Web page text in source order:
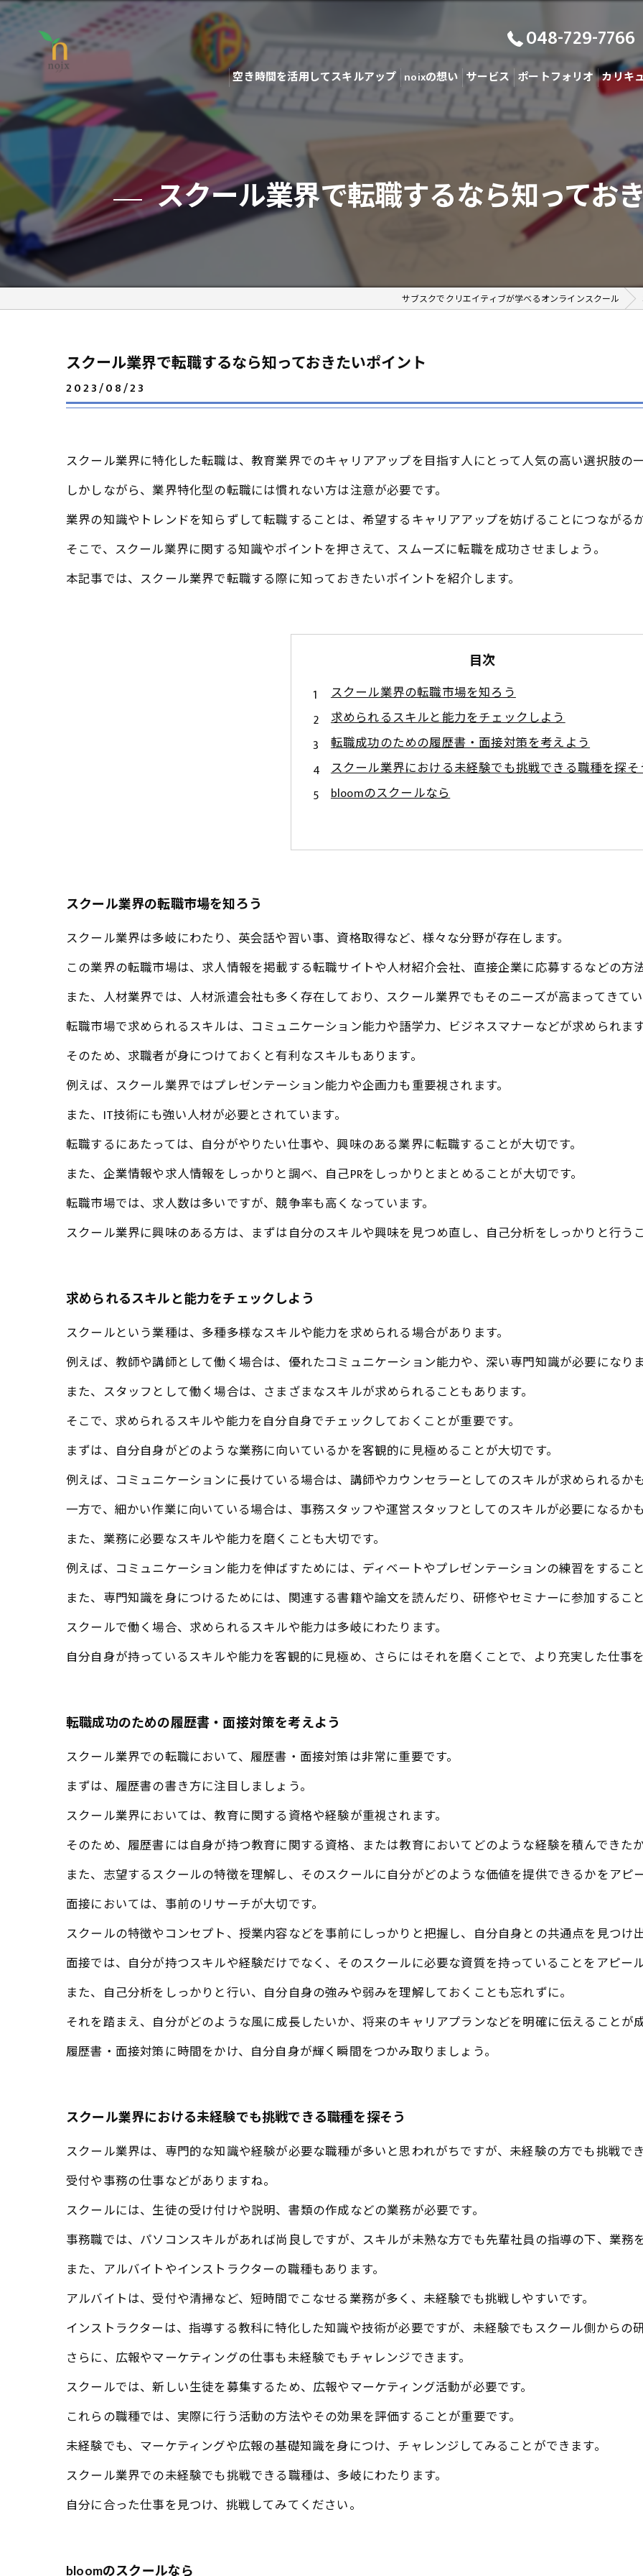
048-729-7766
空き時間を活用してスキルアップ noixの想い サービス ポートフォリオ カリキ
スクール業界で転職するなら知ってお
サブスクでクリエイティブが学べるオンラインスクール
スクール業界で転職するなら知っておきたいポイント
2023/08/23
スクール業界に特化した転職は、教育業界でのキャリアアップを目指す人にとって人気の高い選択肢の
しかしながら、業界特化型の転職には慣れない方は注意が必要です。
業界の知識やトレンドを知らずして転職することは、希望するキャリアアップを妨げることにつながる
そこで、スクール業界に関する知識やポイントを押さえて、スムーズに転職を成功させましょう。
本記事では、スクール業界で転職する際に知っておきたいポイントを紹介します。
目次
スクール業界の転職市場を知ろう
求められるスキルと能力をチェックしよう
転職成功のための履歴書・面接対策を考えよう
スクール業界における未経験でも挑戦できる職種を探そ
bloomのスクールなら
スクール業界の転職市場を知ろう
スクール業界は多岐にわたり、英会話や習い事、資格取得など、様々な分野が存在します。
この業界の転職市場は、求人情報を掲載する転職サイトや人材紹介会社、直接企業に応募するなどの方
また、人材業界では、人材派遣会社も多く存在しており、スクール業界でもそのニーズが高まってきて
転職市場で求められるスキルは、コミュニケーション能力や語学力、ビジネスマナーなどが求められま
そのため、求職者が身につけておくと有利なスキルもあります。
例えば、スクール業界ではプレゼンテーション能力や企画力も重要視されます。
また、IT技術にも強い人材が必要とされています。
転職するにあたっては、自分がやりたい仕事や、興味のある業界に転職することが大切です。
また、企業情報や求人情報をしっかりと調べ、自己PRをしっかりとまとめることが大切です。
転職市場では、求人数は多いですが、競争率も高くなっています。
スクール業界に興味のある方は、まずは自分のスキルや興味を見つめ直し、自己分析をしっかりと行う
求められるスキルと能力をチェックしよう
スクールという業種は、多種多様なスキルや能力を求められる場合があります。
例えば、教師や講師として働く場合は、優れたコミュニケーション能力や、深い専門知識が必要になり
また、スタッフとして働く場合は、さまざまなスキルが求められることもあります。
そこで、求められるスキルや能力を自分自身でチェックしておくことが重要です。
まずは、自分自身がどのような業務に向いているかを客観的に見極めることが大切です。
例えば、コミュニケーションに長けている場合は、講師やカウンセラーとしてのスキルが求められるか
一方で、細かい作業に向いている場合は、事務スタッフや運営スタッフとしてのスキルが必要になるか
また、業務に必要なスキルや能力を磨くことも大切です。
例えば、コミュニケーション能力を伸ばすためには、ディベートやプレゼンテーションの練習をするこ
また、専門知識を身につけるためには、関連する書籍や論文を読んだり、研修やセミナーに参加するこ
スクールで働く場合、求められるスキルや能力は多岐にわたります。
自分自身が持っているスキルや能力を客観的に見極め、さらにはそれを磨くことで、より充実した仕事
転職成功のための履歴書・面接対策を考えよう
スクール業界での転職において、履歴書・面接対策は非常に重要です。
まずは、履歴書の書き方に注目しましょう。
スクール業界においては、教育に関する資格や経験が重視されます。
そのため、履歴書には自身が持つ教育に関する資格、または教育においてどのような経験を積んできた
また、志望するスクールの特徴を理解し、そのスクールに自分がどのような価値を提供できるかをアピ
面接においては、事前のリサーチが大切です。
スクールの特徴やコンセプト、授業内容などを事前にしっかりと把握し、自分自身との共通点を見つけ
面接では、自分が持つスキルや経験だけでなく、そのスクールに必要な資質を持っていることをアピー
また、自己分析をしっかりと行い、自分自身の強みや弱みを理解しておくことも忘れずに。
それを踏まえ、自分がどのような風に成長したいか、将来のキャリアプランなどを明確に伝えることが
履歴書・面接対策に時間をかけ、自分自身が輝く瞬間をつかみ取りましょう。
スクール業界における未経験でも挑戦できる職種を探そう
スクール業界は、専門的な知識や経験が必要な職種が多いと思われがちですが、未経験の方でも挑戦で
受付や事務の仕事などがありますね。
スクールには、生徒の受け付けや説明、書類の作成などの業務が必要です。
事務職では、パソコンスキルがあれば尚良しですが、スキルが未熟な方でも先輩社員の指導の下、業務
また、アルバイトやインストラクターの職種もあります。
アルバイトは、受付や清掃など、短時間でこなせる業務が多く、未経験でも挑戦しやすいです。
インストラクターは、指導する教科に特化した知識や技術が必要ですが、未経験でもスクール側からの
さらに、広報やマーケティングの仕事も未経験でもチャレンジできます。
スクールでは、新しい生徒を募集するため、広報やマーケティング活動が必要です。
これらの職種では、実際に行う活動の方法やその効果を評価することが重要です。
未経験でも、マーケティングや広報の基礎知識を身につけ、チャレンジしてみることができます。
スクール業界での未経験でも挑戦できる職種は、多岐にわたります。
自分に合った仕事を見つけ、挑戦してみてください。
bloomのスクールなら